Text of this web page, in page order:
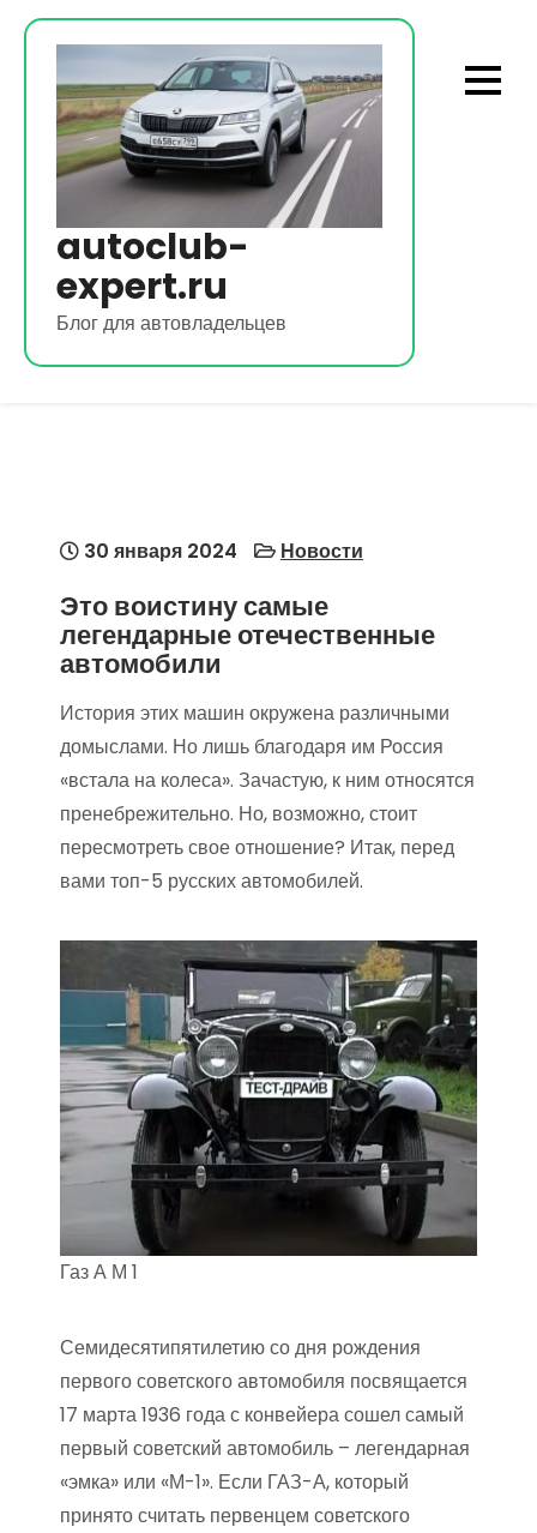
Перейти
содержимому
autoclub-
expert.ru
Блог для автовладельцев
30 января 2024 Новости
Это воистину самые
легендарные отечественные
автомобили
История этих машин окружена различными
домыслами. Но лишь благодаря им Россия
«встала на колеса». Зачастую, к ним относятся
пренебрежительно. Но, возможно, стоит
пересмотреть свое отношение? Итак, перед
вами топ-5 русских автомобилей.
Газ А М 1
Семидесятипятилетию со дня рождения
первого советского автомобиля посвящается
17 марта 1936 года с конвейера сошел самый
первый советский автомобиль – легендарная
«эмка» или «М-1». Если ГАЗ-А, который
принято считать первенцем советского